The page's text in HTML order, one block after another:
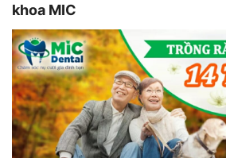
khoa MIC